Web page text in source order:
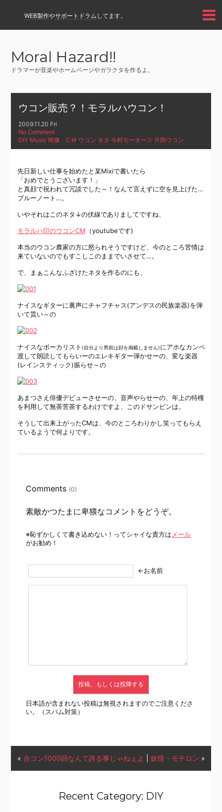
WEB製作やサポートドラム してます。
Moral Hazard!!
ドラマーが音楽やホームページやガラクタを作るよ。
ウコン販売？！モラルハウコン！
2009.11.20 Fri
No Comment
DIY,Music,映像 ＣＭ ,ウコン,ネタ ,今村モータース, 片岡ウコン
先日新しい仕事を始めたと某Mixiで書いたら
「おめでとうございます！」
と真顔で祝われて冗談でした～！なんて言えずに空を見上げた…
ブルーノート…。
いやそれはこのネタ↓の伏線でありましてですね、
モラルハ印のウコンCM （youtubeです)
本当のウコン農家の方に怒られそうですけど、今のところ苦情は
来ていないのでもすこしこのままでいさせて…。
で、まぁこんなふざけたネタを作るのにも、
ナイスなギターに裏声にチャフチャス(アンデスの民族楽器)を弾
いて貰い～の
ナイスなボーカリスト (自分より男前は顔を掲載しません)にアホなカンペ
渡して朗読してもらいーのエレキギター弾かせーの、変な楽器
(レインスティック)振らせ～の
あまつさえ俳優デビューさせーの、音声やらせーの、年上の特権
を利用して無茶苦茶するわけですよ、このドサンピンは。
そうして出来上がったCMは、今のところわりかし笑ってもらえ
ているようで何よりです。
Comments (0)
素敵かつたまに卑猥なコメントをどうぞ。
※恥ずかしくて書き込めない！ってシャイな貴方は メール
がお勧め！
←お名前
日本語が含まれない投稿は無視されますのでご注意くださ
い。（スパム対策）
« 合コン1000回なんて誇る事じゃねぇよ 妖怪・モチロン »
Recent Category: DIY